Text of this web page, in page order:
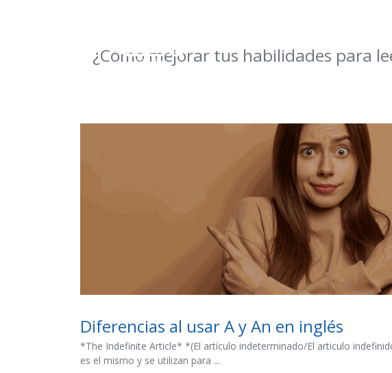
¿Cómo mejorar tus habilidades para
Diferencias al usar A y An en inglés
*The Indefinite Article* *(El artículo indeterminado/El articulo
es el mismo y se utilizan para ...